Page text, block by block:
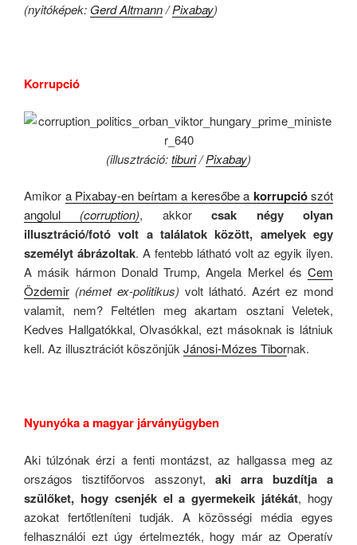
(nyitóképek: Gerd Altmann/Pixabay)
Korrupció
(illusztráció:tiburi/Pixabay)
Amikor a Pixabay-en beírtam a keresőbe a korrupciószót
angolul (corruption), akkorcsak négy olyan
illusztráció/fotó volt a találatok között, amelyek egy
személyt ábrázoltak. A fentebb látható volt az egyik ilyen.
A másik hármon Donald Trump, Angela Merkel és Cem
Özdemir (német ex-politikus) volt látható. Azért ez mond
valamit, nem? Feltétlen meg akartam osztani Veletek,
Kedves Hallgatókkal, Olvasókkal, ezt másoknak is látniuk
kell. Az illusztrációt köszönjükJánosi-Mózes Tibornak.
Nyunyóka a magyar járványügyben
Aki túlzónak érzi a fenti montázst, az hallgassa meg az
országos tisztifőorvos asszonyt, aki arra buzdítja a
szülőket, hogy csenjék el a gyermekeik játékát, hogy
azokat fertőtleníteni tudják. A közösségi média egyes
felhasználói ezt úgy értelmezték, hogy már az Operatív